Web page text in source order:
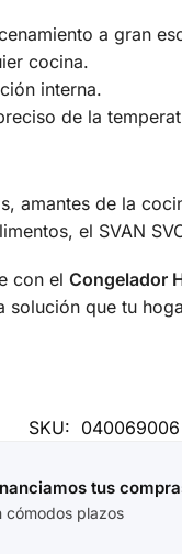
a gran
cocina.
interna.
de la
amantes de la
el SVAN
con el Congelador
que tu
SKU: 040069006
tus
cómodos plazos